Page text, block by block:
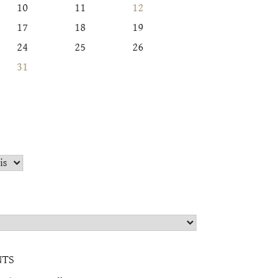
10 11
12
17 18
19
24 25
26
31